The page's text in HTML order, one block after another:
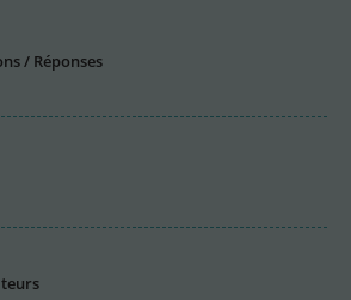
/ Réponses